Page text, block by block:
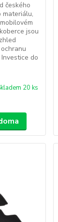
českého
materiálu,
jsou
do
20 ks